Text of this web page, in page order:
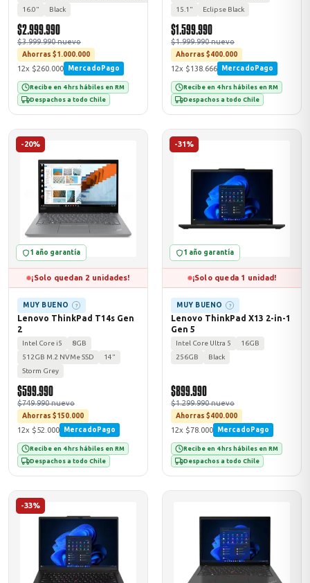
16.0"
Black
$2.999.990
$3.999.990 nuevo
Ahorras $1.000.000
12x $260.000 MercadoPago
Recibe en 4 hrs hábiles en RM
Despachos a todo Chile
15.1"
Eclipse Black
$1.599.990
$1.999.990 nuevo
Ahorras $400.000
12x $138.666 MercadoPago
Recibe en 4 hrs hábiles en RM
Despachos a todo Chile
-20%
1 año garantía
¡Solo quedan 2 unidades!
MUY BUENO ?
Lenovo ThinkPad T14s Gen
2
Intel Core i5
8GB
512GB M.2 NVMe SSD
14"
Storm Grey
$599.990
$749.990 nuevo
Ahorras $150.000
12x $52.000 MercadoPago
Recibe en 4 hrs hábiles en RM
Despachos a todo Chile
-31%
1 año garantía
¡Solo queda 1 unidad!
MUY BUENO ?
Lenovo ThinkPad X13 2-in-1
Gen 5
Intel Core Ultra 5
16GB
256GB
Black
$899.990
$1.299.990 nuevo
Ahorras $400.000
12x $78.000 MercadoPago
Recibe en 4 hrs hábiles en RM
Despachos a todo Chile
-33%